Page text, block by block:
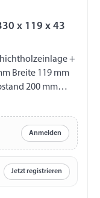
x 119 x 43
+
200 mm
Anmelden
Jetzt registrieren